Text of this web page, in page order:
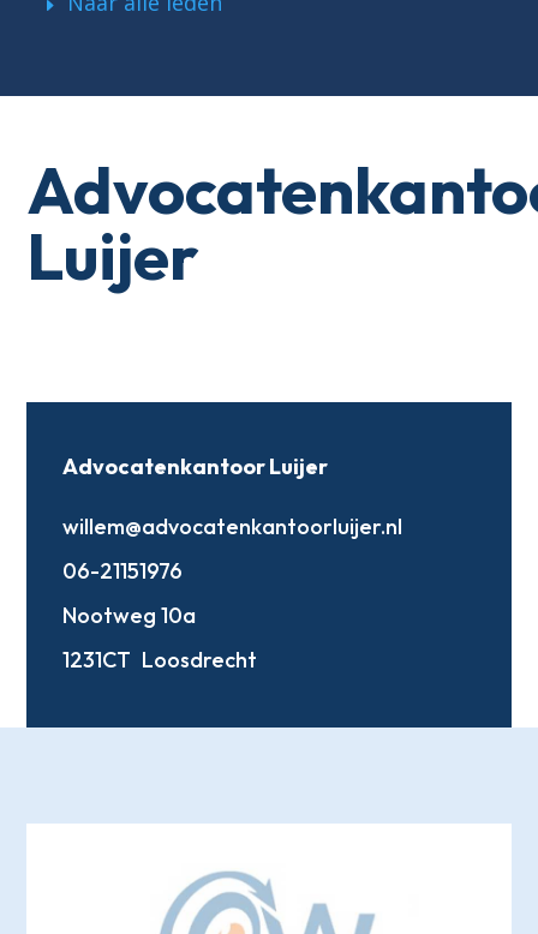
Luijer
Advocatenkantoor Luijer
willem@advocatenkantoorluijer.nl
06-21151976
Nootweg 10a
1231CT Loosdrecht